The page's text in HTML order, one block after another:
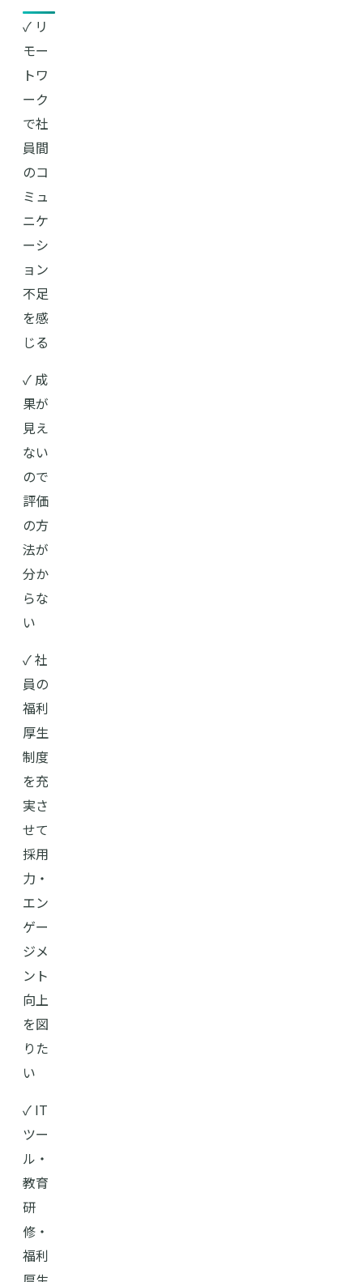
✓ リ
モー
トワ
ーク
で社
員間
のコ
ミュ
ニケ
ーシ
ョン
不足
を感
じる
✓ 成
果が
見え
ない
ので
評価
の方
法が
分か
らな
い
✓ 社
員の
福利
厚生
制度
を充
実さ
せて
採用
力・
エン
ゲー
ジメ
ント
向上
を図
りた
い
✓ IT
ツー
ル・
教育
研
修・
福利